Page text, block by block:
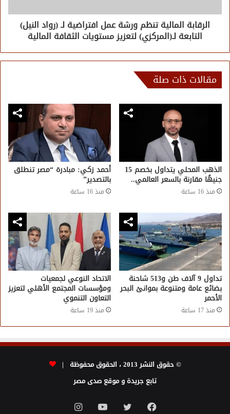
الرقابة المالية تنظم ورشة عمل افتراضية لـ (رواد النيل)
التابعة لـ(المركزي) لتعزيز مستويات الثقافة المالية
مقالات ذات صلة
الذهب المحلي يتداول بخصم 15
جنيهًا مقارنة بالسعر العالمي..
منذ 16 ساعة
أحمد زكي: مبادرة “مصر تنطلق
بالتصدير”
منذ 16 ساعة
تداول 9 آلاف طن و513 شاحنة
بضائع عامة ومتنوعة بموانئ البحر
الأحمر
منذ 17 ساعة
الاتحاد النوعي لجمعيات
ومؤسسات المجتمع الأهلي لتعزيز
التعاون التنموي
منذ 19 ساعة
© حقوق النشر 2013 ، الحقوق محفوظة |
تابع جريدة و موقع صدى مصر
فيسبوك تويتر يوتيوبانستقرام